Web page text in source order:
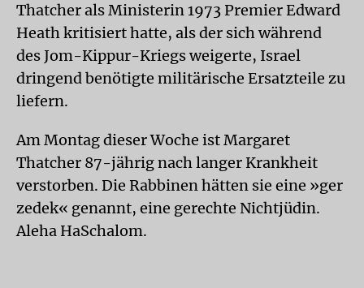
Thatcher als Ministerin 1973 Premier Edward
Heath kritisiert hatte, als der sich während
des Jom-Kippur-Kriegs weigerte, Israel
dringend benötigte militärische Ersatzteile zu
liefern.
Am Montag dieser Woche ist Margaret
Thatcher 87-jährig nach langer Krankheit
verstorben. Die Rabbinen hätten sie eine »ger
zedek« genannt, eine gerechte Nichtjüdin.
Aleha HaSchalom.